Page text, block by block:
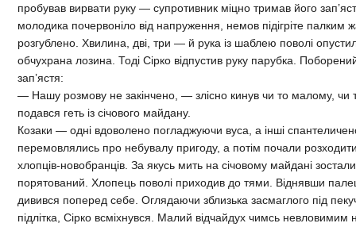
пробував вирвати руку — супротивник міцно тримав його
молодика почервоніло від напруження, немов підігріте палким
розгублено. Хвилина, дві, три — й рука із шаблею поволі
обчухрана лозина. Тоді Сірко відпустив руку парубка.
зап’ястя:
— Нашу розмову не закінчено, — злісно кинув чи то малому,
подався геть із січового майдану.
Козаки — одні вдоволено погладжуючи вуса, а інші
перемовлялись про небувалу пригоду, а потім почали
хлопців-новобранців. За якусь мить на січовому майдані
порятований. Хлопець поволі приходив до тями. Віднявши
дивився поперед себе. Оглядаючи зблизька засмаглого під
підлітка, Сірко всміхнувся. Малий відчайдух чимсь